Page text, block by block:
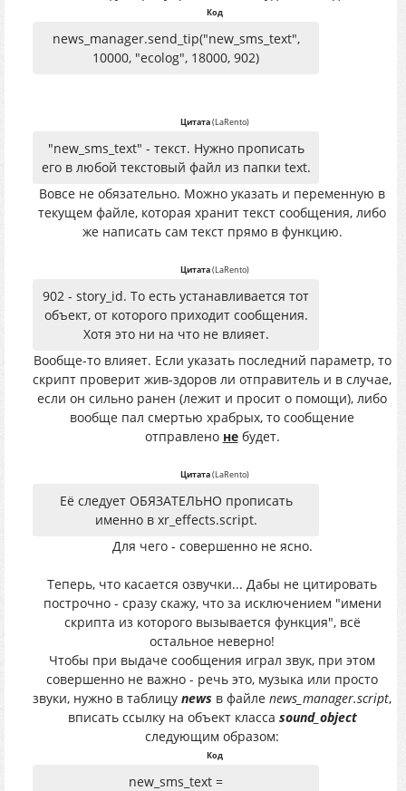
Код
news_manager.send_tip("new_sms_text",
10000, "ecolog", 18000, 902)
Цитата(LaRento)
"new_sms_text" - текст. Нужно прописать
его в любой текстовый файл из папки text.
Вовсе не обязательно. Можно указать и переменную в
текущем файле, которая хранит текст сообщения, либо
же написать сам текст прямо в функцию.
Цитата(LaRento)
902 - story_id. То есть устанавливается тот
объект, от которого приходит сообщения.
Хотя это ни на что не влияет.
Вообще-то влияет. Если указать последний параметр, то
скрипт проверит жив-здоров ли отправитель и в случае,
если он сильно ранен (лежит и просит о помощи), либо
вообще пал смертью храбрых, то сообщение
отправлено небудет.
Цитата(LaRento)
Её следует ОБЯЗАТЕЛЬНО прописать
именно в xr_effects.script.
Для чего - совершенно не ясно.
Теперь, что касается озвучки... Дабы не цитировать
построчно - сразу скажу, что за исключением "имени
скрипта из которого вызывается функция", всё
остальное неверно!
Чтобы при выдаче сообщения играл звук, при этом
совершенно не важно - речь это, музыка или просто
звуки, нужно в таблицу news в файле news_manager.script,
вписать ссылку на объект класса sound_object
следующим образом:
Код
new_sms_text =